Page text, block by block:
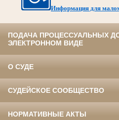
Информация для
ПОДАЧА ПРОЦЕССУАЛЬНЫХ
ЭЛЕКТРОННОМ ВИДЕ
О СУДЕ
СУДЕЙСКОЕ СООБЩЕСТВО
НОРМАТИВНЫЕ АКТЫ